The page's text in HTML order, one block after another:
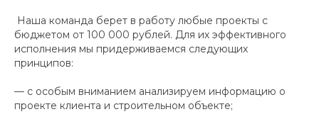
Наша команда берет в работу любые проекты с
бюджетом от 100 000 рублей. Для их эффективного
исполнения мы придерживаемся следующих
принципов:
— с особым вниманием анализируем информацию о
проекте клиента и строительном объекте;